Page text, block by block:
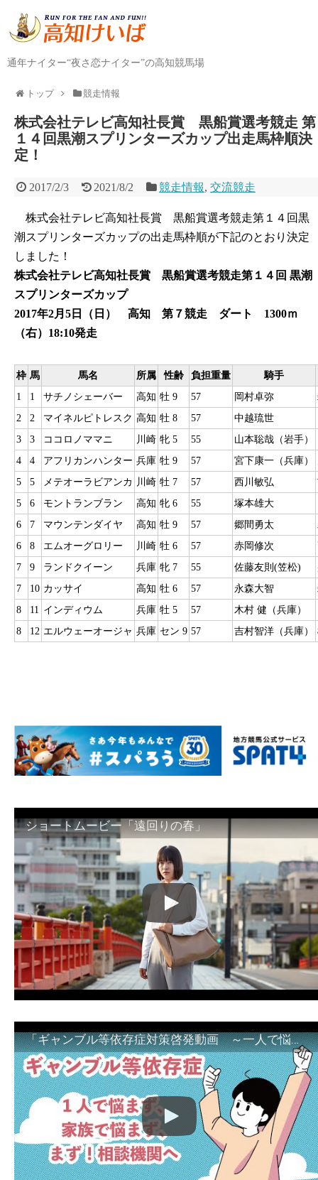
通年ナイター“夜さ恋ナイター”の高知競馬場
トップ 競走情報
株式会社テレビ高知社長賞 黒船賞選考競走 第
１４回黒潮スプリンターズカップ出走馬枠順決
定！
2017/2/3 2021/8/2 競走情報,交流競走
株式会社テレビ高知社長賞 黒船賞選考競走第１４回黒
潮スプリンターズカップの出走馬枠順が下記のとおり決定
しました！
株式会社テレビ高知社長賞 黒船賞選考競走第１４回 黒潮
スプリンターズカップ
2017年2月5日（日） 高知 第７競走 ダート 1300ｍ
（右）18:10発走
枠 馬 馬名 所属 性齢 負担重量
騎手
1
1 サチノシェーバー 高知 牡 9 57 岡村卓弥
2
2 マイネルピトレスク 高知 牡 8 57 中越琉世
3
3 ココロノママニ 川崎 牝 5 55 山本聡哉（岩手）
4
4 アフリカンハンター 兵庫 牡 9 57 宮下康一（兵庫）
5
5 メテオーラビアンカ 川崎 牡 7 57 西川敏弘
5
6 モントランブラン 高知 牝 6 55 塚本雄大
6
7 マウンテンダイヤ 高知 牡 9 57 郷間勇太
6
8 エムオーグロリー 川崎 牡 6 57 赤岡修次
7
9 ランドクイーン 兵庫 牝 7 55 佐藤友則(笠松)
7
10 カッサイ 高知 牡 6 57 永森大智
8
11 インディウム 兵庫 牡 5 57 木村 健（兵庫）
8
12 エルウェーオージャ 兵庫 セン 9 57 吉村智洋（兵庫）
ショートムービー「遠回りの春」
「ギャンブル等依存症対策啓発動画 ～一人で悩まず、家族で悩まず、まず！相談機関へ～」